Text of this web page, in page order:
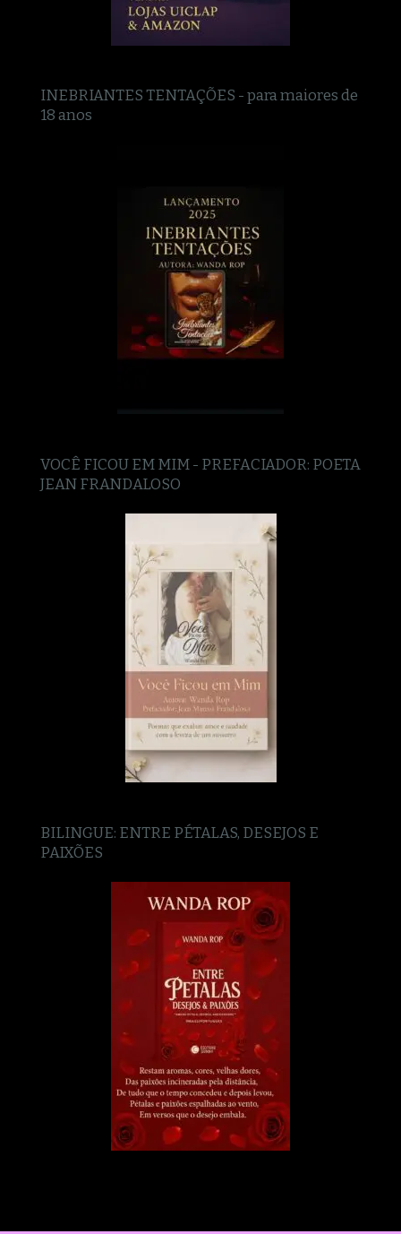
INEBRIANTES TENTAÇÕES - para maiores de
18 anos
VOCÊ FICOU EM MIM - PREFACIADOR: POETA
JEAN FRANDALOSO
BILINGUE: ENTRE PÉTALAS, DESEJOS E
PAIXÕES